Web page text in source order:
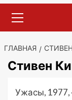
меню
ГЛАВНАЯ
Стивен
Ужасы, 1977,